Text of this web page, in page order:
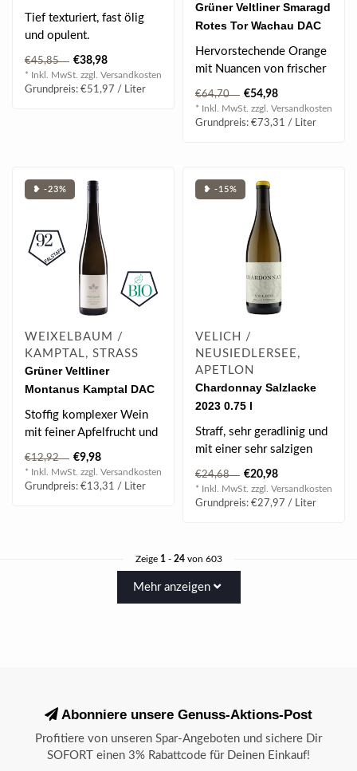
Tief texturiert, fast ölig
und opulent.
€45,85 €38,98
* Inkl. MwSt. zzgl. Versandkosten
Grundpreis: €51,97 / Liter
Grüner Veltliner Smaragd
Rotes Tor Wachau DAC
2024 0.75 l
Hervorstechende Orange
mit Nuancen von frischer
Mango.
BEWERTUNG:
€64,70 €54,98
* Inkl. MwSt. zzgl. Versandkosten
Grundpreis: €73,31 / Liter
❥ -23%
WEIXELBAUM /
KAMPTAL, STRASS
Grüner Veltliner
Montanus Kamptal DAC
2025 0.75 l
Stoffig komplexer Wein
mit feiner Apfelfrucht und
Ananas.
BEWERTUNG
€12,92 €9,98
* Inkl. MwSt. zzgl. Versandkosten
Grundpreis: €13,31 / Liter
❥ -15%
VELICH /
NEUSIEDLERSEE,
APETLON
Chardonnay Salzlacke
2023 0.75 l
Straff, sehr geradlinig und
mit einer sehr salzigen
Note - bedingt durch die
aus..
€24,68 €20,98
* Inkl. MwSt. zzgl. Versandkosten
Grundpreis: €27,97 / Liter
Zeige 1 - 24von 603
Mehr anzeigen
Abonniere unsere Genuss-Aktions-Post
Profitiere von unseren Spar-Angeboten und sichere Dir
SOFORT einen 3% Rabattcode für Deinen Einkauf!